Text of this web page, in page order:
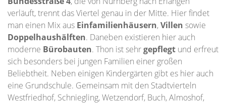
verläuft, trennt das Viertel genau in der Mitte. Hier findet
man einen Mix aus Einfamilienhäusern,Villen sowie
Doppelhaushälften. Daneben existieren hier auch
moderne Bürobauten. Thon ist sehrgepflegt und erfreut
sich besonders bei jungen Familien einer großen
Beliebtheit. Neben einigen Kindergärten gibt es hier auch
eine Grundschule. Gemeinsam mit den Stadtvierteln
Westfriedhof, Schniegling, Wetzendorf, Buch, Almoshof,